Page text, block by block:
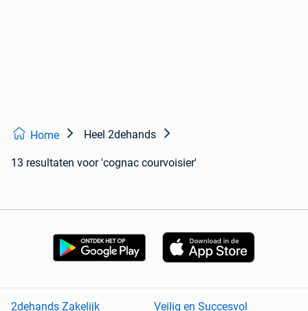
Home Heel 2dehands
13 resultaten voor 'cognac courvoisier'
2dehands Zakelijk Veilig en Succesvol